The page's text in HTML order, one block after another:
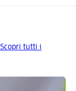
Scopri tutti i